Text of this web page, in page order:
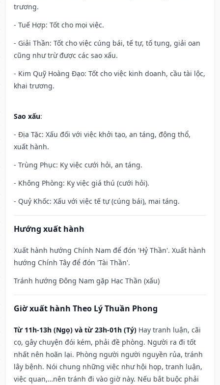
trương.
- Tuế Hợp: Tốt cho mọi việc.
- Giải Thần: Tốt cho việc cúng bái, tế tự, tố tụng, giải oan
cũng như trừ được các sao xấu.
- Kim Quỹ Hoàng Đạo: Tốt cho việc kinh doanh, cầu tài lộc,
khai trương.
Sao xấu:
- Địa Tặc: Xấu đối với việc khởi tạo, an táng, động thổ,
xuất hành.
- Trùng Phục: Kỵ việc cưới hỏi, an táng.
- Không Phòng: Kỵ việc giá thú (cưới hỏi).
- Quỷ Khốc: Xấu với việc tế tự (cúng bái), mai táng.
Hướng xuất hành
Xuất hành hướng Chính Nam để đón 'Hỷ Thần'. Xuất hành
hướng Chính Tây để đón 'Tài Thần'.
Tránh hướng Đông Nam gặp Hạc Thần (xấu)
Giờ xuất hành Theo Lý Thuần Phong
Từ 11h-13h (Ngọ) và từ 23h-01h (Tý) Hay tranh luận, cãi
cọ, gây chuyện đói kém, phải đề phòng. Người ra đi tốt
nhất nên hoãn lại. Phòng người người nguyền rủa, tránh
lây bệnh. Nói chung những việc như hội họp, tranh luận,
việc quan,…nên tránh đi vào giờ này. Nếu bắt buộc phải